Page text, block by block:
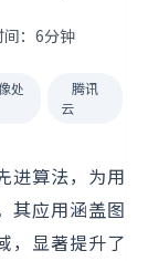
：6分钟
处
腾讯
云
进算法，为用
其应用涵盖图
，显著提升了